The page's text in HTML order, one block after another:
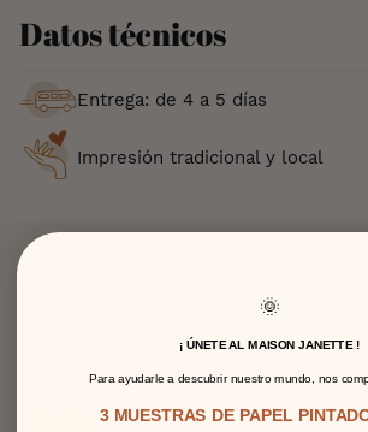
Datos técnicos
Entrega: de 4 a 5 días
Impresión tradicional y local
Con pegamento,
Todo lo que necesita para colgar
🌞
¡ ÚNETE AL MAISON JANETTE !
Para ayudarle a descubrir nuestro mundo, nos
3 MUESTRAS DE PAPEL